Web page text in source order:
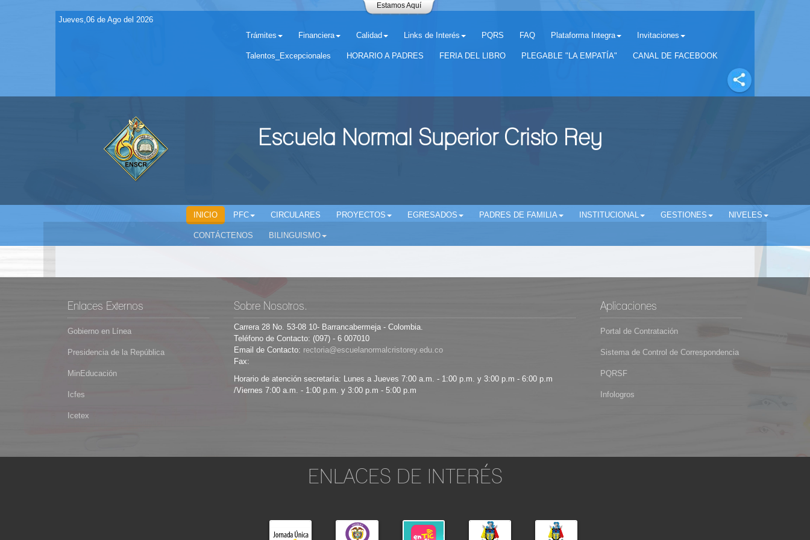
Estamos Aquí
Jueves,06 de Ago del 2026
Trámites
Financiera Calidad Links de Interés PQRS FAQ Plataforma Integra Invitaciones
Talentos_Excepcionales HORARIO A PADRES FERIA DEL LIBRO PLEGABLE "LA EMPATÍA" CANAL DE FACEBOOK
Escuela Normal Superior Cristo Rey
INICIO PFC CIRCULARES PROYECTOS EGRESADOS PADRES DE FAMILIA INSTITUCIONAL GESTIONES NIVELES
CONTÁCTENOS BILINGUISMO
Enlaces Externos
Gobierno en Línea
Presidencia de la República
MinEducación
Icfes
Icetex
Sobre Nosotros.
Carrera 28 No. 53-08 10- Barrancabermeja - Colombia.
Teléfono de Contacto: (097) - 6 007010
Email de Contacto:
Fax:
Horario de atención secretaría: Lunes a Jueves 7:00 a.m. - 1:00 p.m. y 3:00 p.m - 6:00 p.m
/Viernes 7:00 a.m. - 1:00 p.m. y 3:00 p.m - 5:00 p.m
Aplicaciones
Portal de Contratación
Sistema de Control de Correspondencia
PQRSF
Infologros
ENLACES DE INTERÉS